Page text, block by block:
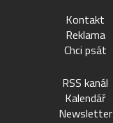
Kontakt
Reklama
Chci psát
RSS kanál
Kalendář
Newsletter